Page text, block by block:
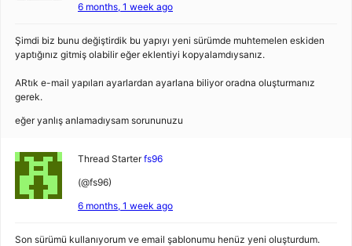
6 months, 1 week ago
Şimdi biz bunu değiştirdik bu yapıyı yeni sürümde muhtemelen eskiden
yaptığınız gitmiş olabilir eğer eklentiyi kopyalamdıysanız.
ARtık e-mail yapıları ayarlardan ayarlana biliyor oradna oluşturmanız
gerek.
eğer yanlış anlamadıysam sorununuzu
Thread Starter fs96
(@fs96)
6 months, 1 week ago
Son sürümü kullanıyorum ve email şablonumu henüz yeni oluşturdum.